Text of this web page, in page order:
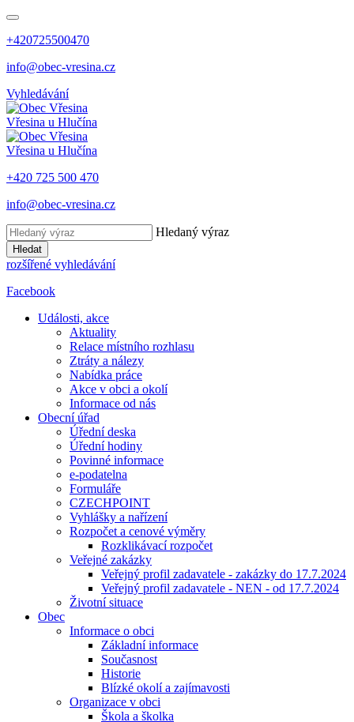
+420725500470
info@obec-vresina.cz
Vyhledávání
Vřesina u Hlučína
Vřesina u Hlučína
+420 725 500 470
info@obec-vresina.cz
Hledaný výraz
Hledat
rozšířené vyhledávání
Facebook
Události, akce
Aktuality
Relace místního rozhlasu
Ztráty a nálezy
Nabídka práce
Akce v obci a okolí
Informace od nás
Obecní úřad
Úřední deska
Úřední hodiny
Povinné informace
e-podatelna
Formuláře
CZECHPOINT
Vyhlášky a nařízení
Rozpočet a cenové výměry
Rozklikávací rozpočet
Veřejné zakázky
Veřejný profil zadavatele - zakázky do 17.7.2024
Veřejný profil zadavatele - NEN - od 17.7.2024
Životní situace
Obec
Informace o obci
Základní informace
Současnost
Historie
Blízké okolí a zajímavosti
Organizace v obci
Škola a školka